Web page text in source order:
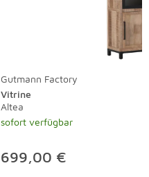
Gutmann Factory
Vitrine
Altea
sofort verfügbar
699,00 €